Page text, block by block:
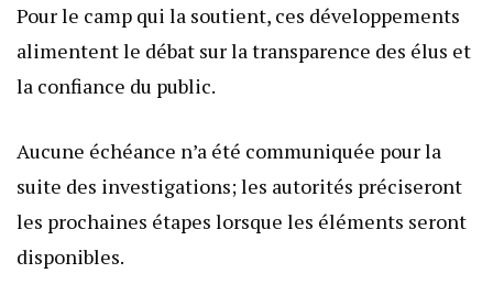
Pour le camp qui la soutient, ces développements
alimentent le débat sur la transparence des élus et
la confiance du public.
Aucune échéance n’a été communiquée pour la
suite des investigations; les autorités préciseront
les prochaines étapes lorsque les éléments seront
disponibles.